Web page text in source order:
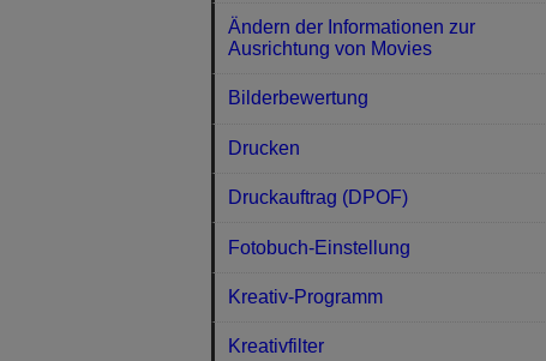
Ändern der Informationen zur
Ausrichtung von Movies
Bilderbewertung
Drucken
Druckauftrag (DPOF)
Fotobuch-Einstellung
Kreativ-Programm
Kreativfilter